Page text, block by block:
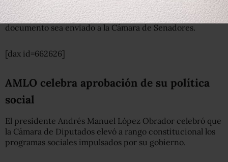
Aunque el dictamen fue aprobado por mayoría calificada,
aún deben desahogarse las reservas para que el
documento sea enviado a la Cámara de Senadores.
[dax id=662626]
AMLO celebra aprobación de su política
social
El presidente Andrés Manuel López Obrador celebró que
la Cámara de Diputados elevó a rango constitucional los
programas sociales impulsados por su gobierno.